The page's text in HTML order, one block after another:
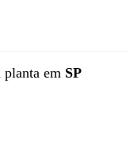
planta em SP